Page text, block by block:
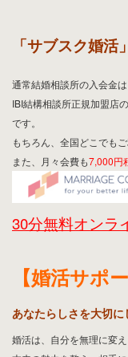
IBJ結婚相談所加盟
ークス
「サブスク婚活
通常結婚相談所の入会金
IBI結構相談所正規加盟店
また、月々会費も 7,000円
30分無料オンラ